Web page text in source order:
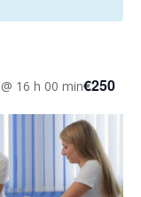
16 h 00 min€250